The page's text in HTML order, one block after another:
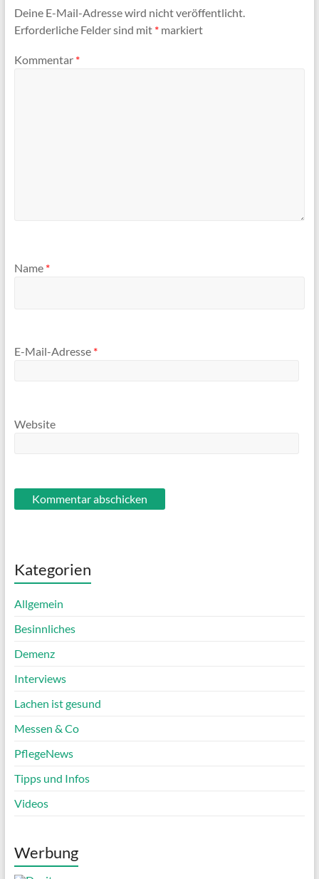
Deine E-Mail-Adresse wird nicht veröffentlicht.
Erforderliche Felder sind mit *markiert
Kommentar *
Name *
E-Mail-Adresse *
Website
Kategorien
Allgemein
Besinnliches
Demenz
Interviews
Lachen ist gesund
Messen & Co
PflegeNews
Tipps und Infos
Videos
Werbung